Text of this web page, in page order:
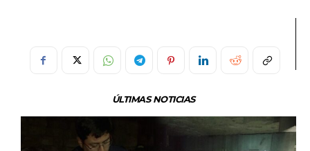
ÚLTIMAS NOTICIAS